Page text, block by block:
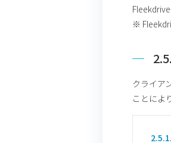
※
クライア
ことによ